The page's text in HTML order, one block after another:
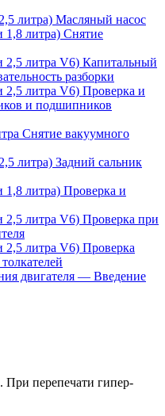
литра) Масляный насос
1,8 литра) Снятие
2,5 литра V6) Капитальный
разборки
2,5 литра V6) Проверка и
и подшипников
Снятие вакуумного
литра) Задний сальник
1,8 литра) Проверка и
2,5 литра V6) Проверка при
2,5 литра V6) Проверка
двигателя — Введение
перепечати гипер-